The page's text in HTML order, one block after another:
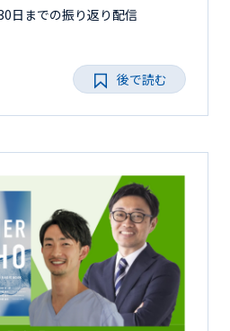
日までの振り返り配信
後で読む